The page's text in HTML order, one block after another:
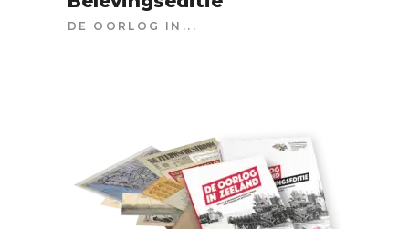
DE OORLOG IN...